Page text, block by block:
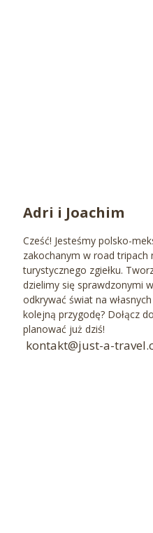
Adri i Joachim
Cześć! Jesteśmy polsko-
zakochanym w road tripach
turystycznego zgiełku.
dzielimy się sprawdzonymi
odkrywać świat na
kolejną przygodę? Dołącz
planować już dziś!
kontakt@just-a-